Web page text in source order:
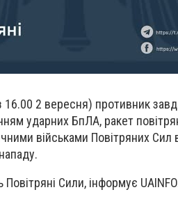
16.00 2 вересня) противник
ударних БпЛА, ракет
військами Повітряних
Сили, інформує